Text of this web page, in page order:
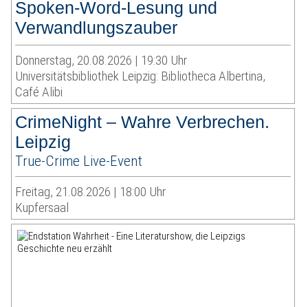
Spoken-Word-Lesung und
Verwandlungszauber
Donnerstag, 20.08.2026 | 19:30 Uhr
Universitätsbibliothek Leipzig: Bibliotheca Albertina,
Café Alibi
CrimeNight – Wahre Verbrechen.
Leipzig
True-Crime Live-Event
Freitag, 21.08.2026 | 18:00 Uhr
Kupfersaal